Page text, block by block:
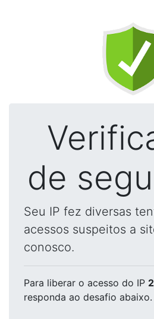
de
Seu IP fez diversas
acessos suspeitos a
conosco.
Para liberar o acesso do IP
responda ao desafio abaixo.